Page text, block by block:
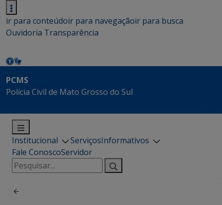
ir para conteúdoir para navegaçãoir para busca
Ouvidoria Transparência
PCMS
Polícia Civil de Mato Grosso do Sul
Institucional ServiçosInformativos
Fale ConoscoServidor
Pesquisar
por: